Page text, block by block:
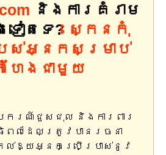
និងការគំរាម
ៀតទេ? ស្កេនកុំ
ស់អ្នកសម្រាប់
ហែងជាមួយ
ឧបករណ៍ជួសជុល និងការពារ
ពលដែលត្រូវបានរចនា
ល់ឱ្យអ្នកប្រើប្រាស់នូវ